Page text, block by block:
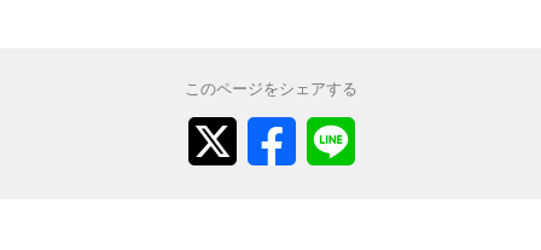
このページをシェアする